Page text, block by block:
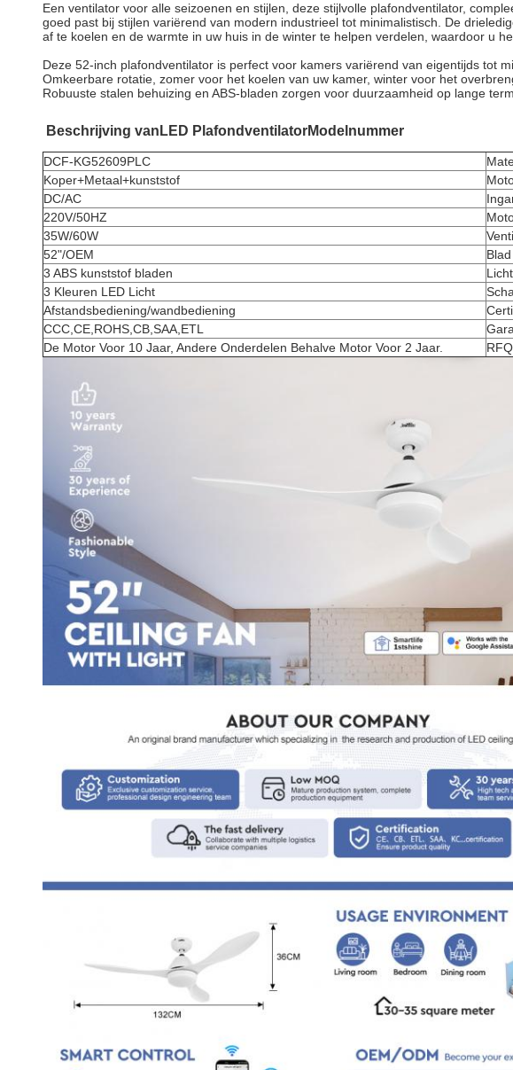
Een ventilator voor alle seizoenen en stijlen, deze stijlvolle plafondventilator,
goed past bij stijlen variërend van modern industrieel tot minimalistisch. De
af te koelen en de warmte in uw huis in de winter te helpen verdelen, waardoor u
Deze 52-inch plafondventilator is perfect voor kamers variërend van eigentijds tot
Omkeerbare rotatie, zomer voor het koelen van uw kamer, winter voor het
Robuuste stalen behuizing en ABS-bladen zorgen voor duurzaamheid op lange
Beschrijving van LED PlafondventilatorModelnummer
DCF-KG52609PLC
Koper+Metaal+kunststof
DC/AC
220V/50HZ
35W/60W
52"/OEM
Blad
3 ABS kunststof bladen
3 Kleuren LED Licht
Afstandsbediening/wandbediening
CCC,CE,ROHS,CB,SAA,ETL
De Motor Voor 10 Jaar, Andere Onderdelen Behalve Motor Voor 2 Jaar.
RFQ